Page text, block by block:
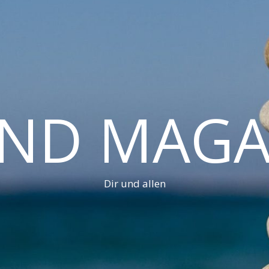
Dir und allen